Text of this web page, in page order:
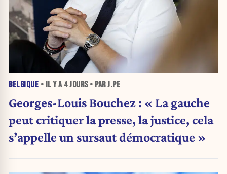
BELGIQUE • IL Y A 4 JOURS• PAR J.PE
Georges-Louis Bouchez : « La gauche
peut critiquer la presse, la justice, cela
s’appelle un sursaut démocratique »